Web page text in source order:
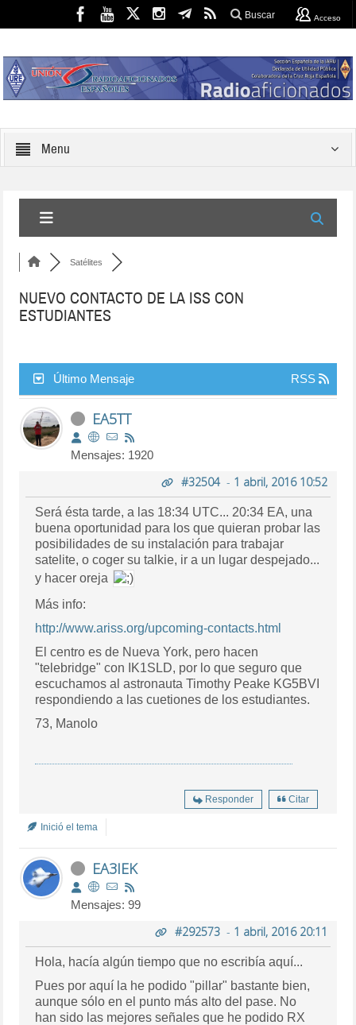
Buscar Acceso
Menu
Satélites
NUEVO CONTACTO DE LA ISS CON
ESTUDIANTES
Último Mensaje RSS
EA5TT
Mensajes: 1920
#32504- 1 abril, 2016 10:52
Será ésta tarde, a las 18:34 UTC... 20:34 EA, una
buena oportunidad para los que quieran probar las
posibilidades de su instalación para trabajar
satelite, o coger su talkie, ir a un lugar despejado...
y hacer oreja
Más info:
http://www.ariss.org/upcoming-contacts.html
El centro es de Nueva York, pero hacen
"telebridge" con IK1SLD, por lo que seguro que
escuchamos al astronauta Timothy Peake KG5BVI
respondiendo a las cuetiones de los estudiantes.
73, Manolo
Responder Citar
Inició el tema
EA3IEK
Mensajes: 99
#292573- 1 abril, 2016 20:11
Hola, hacía algún tiempo que no escribía aquí...
Pues por aquí la he podido "pillar" bastante bien,
aunque sólo en el punto más alto del pase. No
han sido las mejores señales que he podido RX